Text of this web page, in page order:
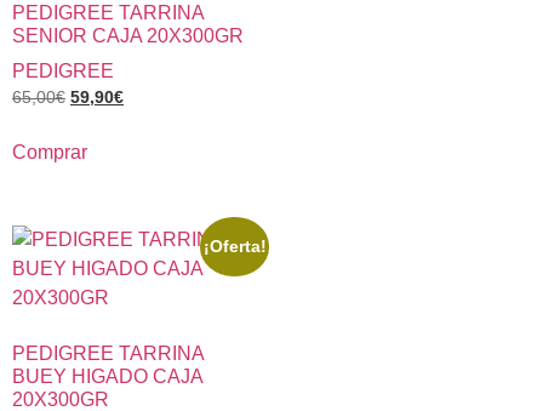
PEDIGREE TARRINA
SENIOR CAJA 20X300GR
PEDIGREE
65,00€ 59,90€
Comprar
¡Oferta!
PEDIGREE TARRINA
BUEY HIGADO CAJA
20X300GR